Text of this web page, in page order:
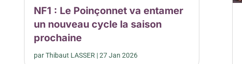
NF1 : Le Poinçonnet va entamer
un nouveau cycle la saison
prochaine
parThibaut LASSER |27 Jan 2026